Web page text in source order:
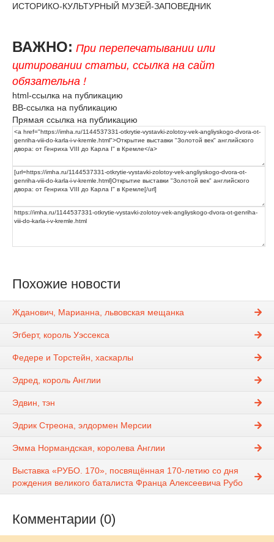
ИСТОРИКО-КУЛЬТУРНЫЙ МУЗЕЙ-ЗАПОВЕДНИК
ВАЖНО: При перепечатывании или
цитировании статьи, ссылка на сайт
обязательна !
html-ссылка на публикацию
BB-ссылка на публикацию
Прямая ссылка на публикацию
Похожие новости
Жданович, Марианна, львовская мещанка
Эгберт, король Уэссекса
Федере и Торстейн, хаскарлы
Эдред, король Англии
Эдвин, тэн
Эдрик Стреона, элдормен Мерсии
Эмма Нормандская, королева Англии
Выставка «РУБО. 170», посвящённая 170-летию со дня
рождения великого баталиста Франца Алексеевича Рубо
Комментарии (0)